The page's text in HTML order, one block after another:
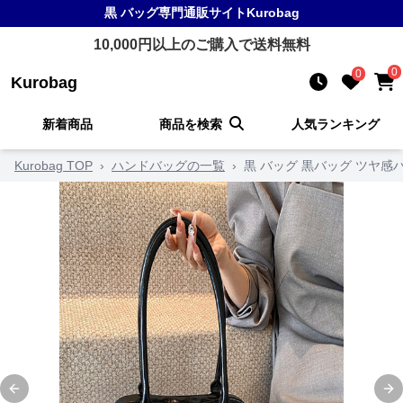
黒 バッグ専門通販サイトKurobag
10,000円以上のご購入で送料無料
Kurobag 0 0
新着商品 商品を検索 人気ランキング
Kurobag TOP › ハンドバッグの一覧 › 黒 バッグ 黒バッグ ツヤ感
Previous slide